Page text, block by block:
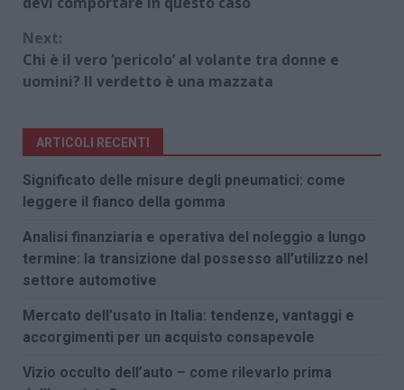
Next:
Chi è il vero ‘pericolo’ al volante tra donne e
uomini? Il verdetto è una mazzata
ARTICOLI RECENTI
Significato delle misure degli pneumatici: come
leggere il fianco della gomma
Analisi finanziaria e operativa del noleggio a lungo
termine: la transizione dal possesso all’utilizzo nel
settore automotive
Mercato dell’usato in Italia: tendenze, vantaggi e
accorgimenti per un acquisto consapevole
Vizio occulto dell’auto – come rilevarlo prima